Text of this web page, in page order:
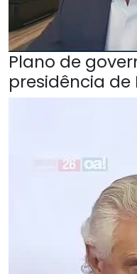
Plano de
presidência de